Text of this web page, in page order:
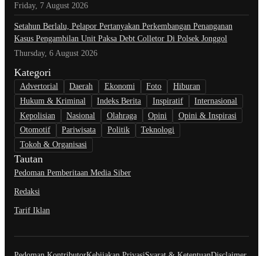
Friday, 7 August 2026
Setahun Berlalu, Pelapor Pertanyakan Perkembangan Penanganan
Kasus Pengambilan Unit Paksa Debt Colletor Di Polsek Jonggol
Thursday, 6 August 2026
Kategori
Advertorial Daerah Ekonomi Foto
Hiburan
Hukum & Kriminal
Indeks Berita Inspiratif
Internasional
Kepolisian
Nasional Olahraga Opini
Opini & Inspirasi
Otomotif
Pariwisata Politik
Teknologi
Tokoh & Organisasi
Tautan
Pedoman Pemberitaan Media Siber
Redaksi
Tarif Iklan